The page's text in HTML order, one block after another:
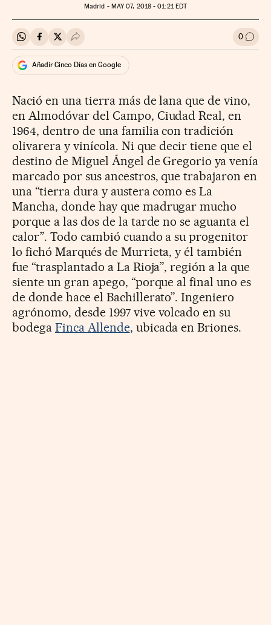
Madrid - MAY07, 2018 - 01:21 EDT
Compartir en Whatsapp
Compartir en Facebook
Compartir en Twitter
Desplegar Redes Sociales 0 Ir a
Añadir Cinco Días en Google
Nació en una tierra más de lana que de vino,
en Almodóvar del Campo, Ciudad Real, en
1964, dentro de una familia con tradición
olivarera y vinícola. Ni que decir tiene que el
destino de Miguel Ángel de Gregorio ya venía
marcado por sus ancestros, que trabajaron en
una “tierra dura y austera como es La
Mancha, donde hay que madrugar mucho
porque a las dos de la tarde no se aguanta el
calor”. Todo cambió cuando a su progenitor
lo fichó Marqués de Murrieta, y él también
fue “trasplantado a La Rioja”, región a la que
siente un gran apego, “porque al final uno es
de donde hace el Bachillerato”. Ingeniero
agrónomo, desde 1997 vive volcado en su
bodega Finca Allende, ubicada en Briones.